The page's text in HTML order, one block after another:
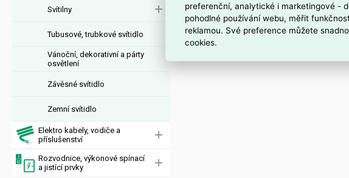
Svítilny
Tubusové, trubkové svítidlo
Vánoční, dekorativní a párty
osvětlení
Závěsné svítidlo
Zemní svítidlo
Elektro kabely, vodiče a
příslušenství
Rozvodnice, výkonové spínací
a jistící prvky
preferenční, analytické i marketingové -
pohodlné používání webu, měřit
reklamou. Své preference můžete
cookies.